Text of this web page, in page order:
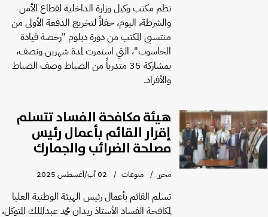
نظم مكتب وكيل وزارة الداخلية لقطاع الأمن
والشرطة، اليوم، حفلاً لتخريج الدفعة الأولى من
منتسبي المكتب من دورة دبلوم "رخصة قيادة
الحاسوب"، التي استمرت لمدة شهرين ونصف،
بمشاركة 35 متدرباً من الضباط وصف الضباط
والأفراد.
هيئة مكافحة الفساد تتسلم
إقرار القائم بأعمال رئيس
مصلحة الضرائب والجمارك
محرر منوعات 02 آب/أغسطس 2025
تسلم القائم بأعمال رئيس الهيئة الوطنية العليا
لمكافحة الفساد الأستاذ ريدان محمد عبدالملك المتوكل،